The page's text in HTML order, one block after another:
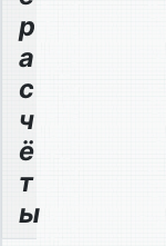
р
а
с
ч
ё
т
ы